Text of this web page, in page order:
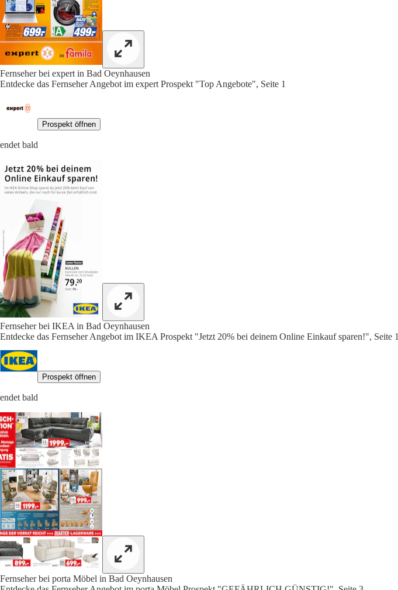
Fernseher bei expert in Bad Oeynhausen
Entdecke das Fernseher Angebot im expert Prospekt "Top Angebote", Seite 1
Prospekt öffnen
endet bald
Fernseher bei IKEA in Bad Oeynhausen
Entdecke das Fernseher Angebot im IKEA Prospekt "Jetzt 20% bei deinem Online Einkauf sparen!", Seite 1
Prospekt öffnen
endet bald
Fernseher bei porta Möbel in Bad Oeynhausen